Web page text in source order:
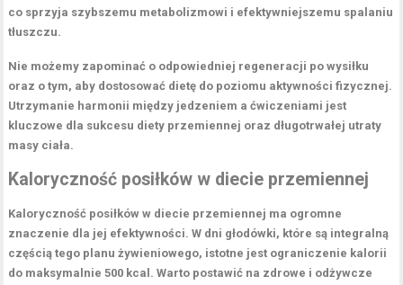
co sprzyja szybszemu metabolizmowi i efektywniejszemu spalaniu
tłuszczu.
Nie możemy zapominać o odpowiedniej regeneracji po wysiłku
oraz o tym, aby dostosować dietę do poziomu aktywności fizycznej.
Utrzymanie harmonii między jedzeniem a ćwiczeniami jest
kluczowe dla sukcesu diety przemiennej oraz długotrwałej utraty
masy ciała.
Kaloryczność posiłków w diecie przemiennej
Kaloryczność posiłków w diecie przemiennej ma ogromne
znaczenie dla jej efektywności. W dni głodówki, które są integralną
częścią tego planu żywieniowego, istotne jest ograniczenie kalorii
do maksymalnie500 kcal . Warto postawić na zdrowe i odżywcze